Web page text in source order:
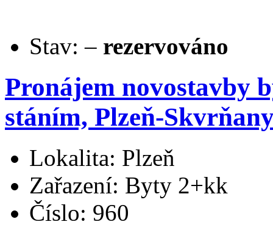
Stav: – rezervováno
Pronájem novostavby
stáním, Plzeň-
Lokalita: Plzeň
Zařazení: Byty 2+kk
Číslo: 960